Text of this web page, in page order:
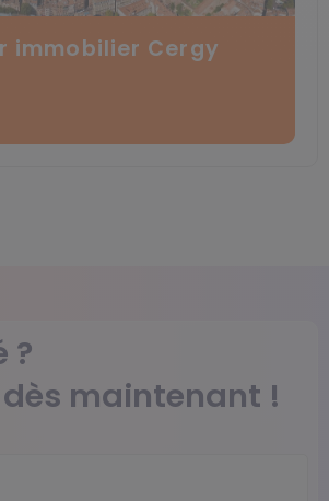
immobilier Cergy
?
dès maintenant !